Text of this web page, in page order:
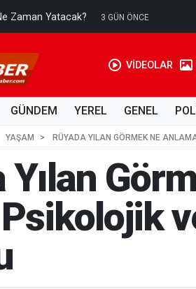
Zaman Yatacak? 3 GÜN ÖNCE
VİDEOLAR
GÜNDEM YEREL GENEL
YAŞAM RÜYADA YILAN GÖRMEK NE
Yılan